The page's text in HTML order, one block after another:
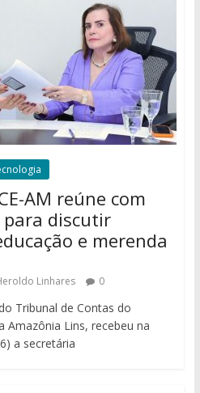
AM reúne com
discutir
e merenda
Linhares 0
Tribunal de Contas do
Amazônia Lins, recebeu na
a secretária